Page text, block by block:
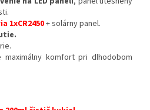
1xCR2450+ solárny panel.
komfort pri dlhodobom